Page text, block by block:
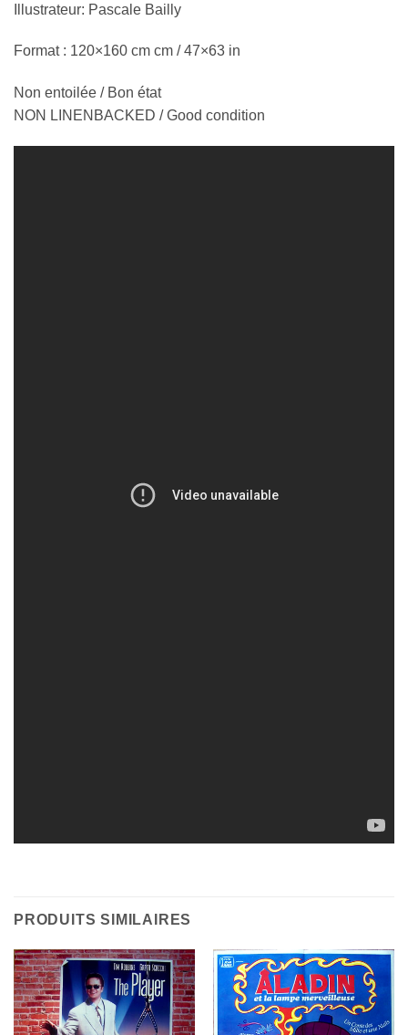
Illustrateur: Pascale Bailly
Format : 120×160 cm cm / 47×63 in
Non entoilée / Bon état
NON LINENBACKED / Good condition
PRODUITS SIMILAIRES